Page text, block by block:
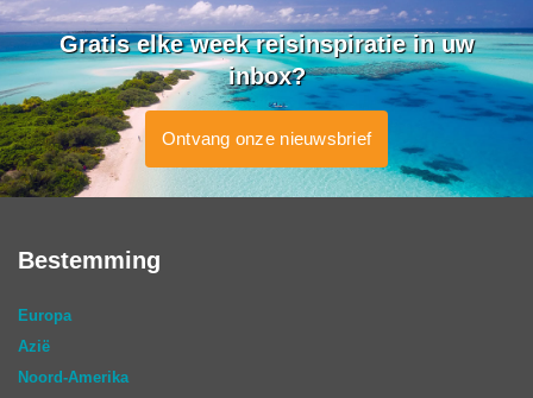
Gratis elke week reisinspiratie in uw
inbox?
Ontvang onze nieuwsbrief
Bestemming
Europa
Azië
Noord-Amerika